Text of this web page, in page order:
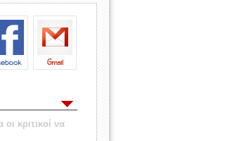
κριτικοί να